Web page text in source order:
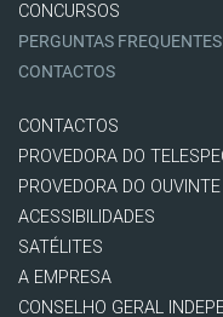
CONCURSOS
PERGUNTAS FREQUENTES
CONTACTOS
CONTACTOS
PROVEDORA DO
PROVEDORA DO OUVINTE
ACESSIBILIDADES
SATÉLITES
A EMPRESA
CONSELHO GERAL